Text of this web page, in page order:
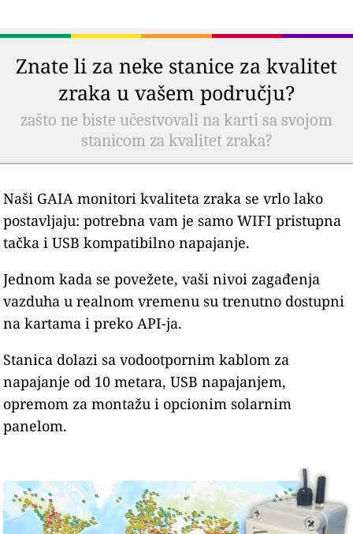
Znate li za neke stanice za kvalitet
zraka u vašem području?
zašto ne biste učestvovali na karti sa svojom
stanicom za kvalitet zraka?
Naši GAIA monitori kvaliteta zraka se vrlo lako
postavljaju: potrebna vam je samo WIFI pristupna
tačka i USB kompatibilno napajanje.
Jednom kada se povežete, vaši nivoi zagađenja
vazduha u realnom vremenu su trenutno dostupni
na kartama i preko API-ja.
Stanica dolazi sa vodootpornim kablom za
napajanje od 10 metara, USB napajanjem,
opremom za montažu i opcionim solarnim
panelom.